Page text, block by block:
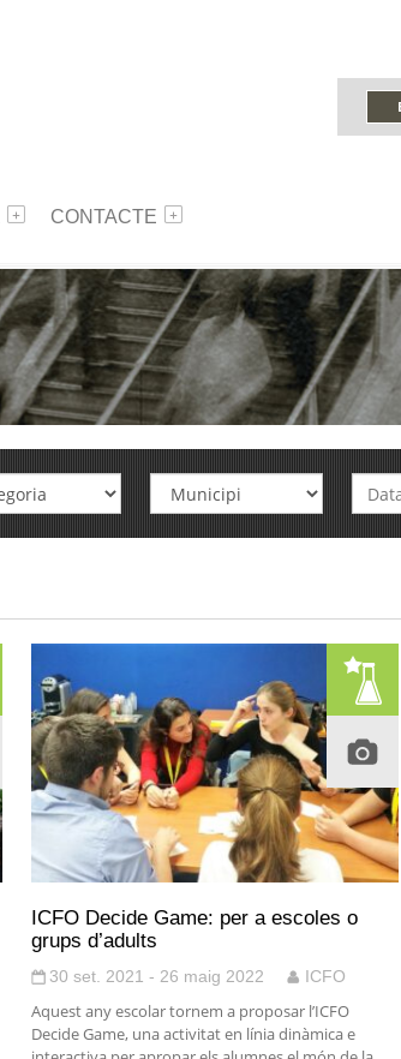
CONTACTE
ICFO Decide Game: per a escoles o
grups d’adults
30 set. 2021 - 26 maig 2022 ICFO
Aquest any escolar tornem a proposar l’ICFO
Decide Game, una activitat en línia dinàmica e